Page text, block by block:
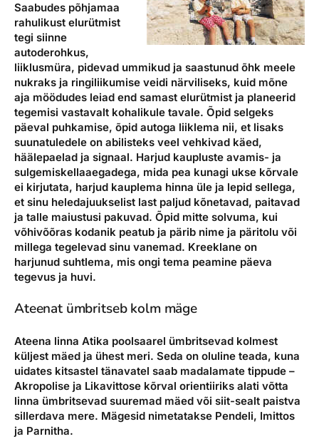
Saabudes põhjamaa
rahulikust elurütmist
tegi siinne
autoderohkus,
liiklusmüra, pidevad ummikud ja saastunud õhk meele
nukraks ja ringiliikumise veidi närviliseks, kuid mõne
aja möödudes leiad end samast elurütmist ja planeerid
tegemisi vastavalt kohalikule tavale. Õpid selgeks
päeval puhkamise, õpid autoga liiklema nii, et lisaks
suunatuledele on abilisteks veel vehkivad käed,
häälepaelad ja signaal. Harjud kaupluste avamis- ja
sulgemiskellaaegadega, mida pea kunagi ukse kõrvale
ei kirjutata, harjud kauplema hinna üle ja lepid sellega,
et sinu heledajuukselist last paljud kõnetavad, paitavad
ja talle maiustusi pakuvad. Õpid mitte solvuma, kui
võhivõõras kodanik peatub ja pärib nime ja päritolu või
millega tegelevad sinu vanemad. Kreeklane on
harjunud suhtlema, mis ongi tema peamine päeva
tegevus ja huvi.
Ateenat ümbritseb kolm mäge
Ateena linna Atika poolsaarel ümbritsevad kolmest
küljest mäed ja ühest meri. Seda on oluline teada, kuna
uidates kitsastel tänavatel saab madalamate tippude –
Akropolise ja Likavittose kõrval orientiiriks alati võtta
linna ümbritsevad suuremad mäed või siit-sealt paistva
sillerdava mere. Mägesid nimetatakse Pendeli, Imittos
ja Parnitha.